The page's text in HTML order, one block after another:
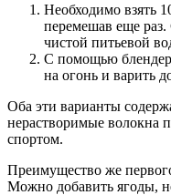
Необходимо взять
перемешав еще раз.
чистой питьевой
С помощью
на огонь и варить
Оба эти варианты
нерастворимые волокна
спортом.
Преимущество же
Можно добавить ягоды,